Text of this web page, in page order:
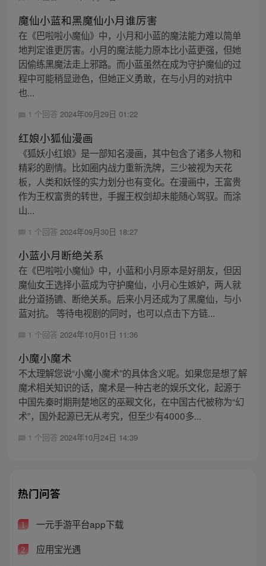
魔仙小蓝和黑魔仙小月谁厉害
在《巴啦啦小魔仙》中，小月和小蓝的魔法能力难以简单
地判定谁更厉害。小月的魔法能力原本比小蓝更强，但她
因偷练黑魔法走上邪路。而小蓝虽然在成为守护魔仙的过
程中可能稍显逊色，但她正义勇敢，在与小月的对抗中
也...
1 个回答 2024年09月29日 01:22
红娘小狐仙漫画
《狐妖小红娘》是一部知名漫画，其中包含了诸多人物和
精彩的剧情。比如圈内战力重新洗牌，三少被视为天花
板，人类和妖怪的实力划分也有变化。在漫画中，王富贵
作为王权富贵的转世，手握王权剑却未能随心驾驭。而涂
山...
1 个回答 2024年09月30日 18:27
小蓝小月断绝关系
在《巴啦啦小魔仙》中，小蓝和小月原本是好朋友，但因
魔仙女王选择小蓝成为守护魔仙，小月心生嫉妒，两人就
此分道扬镳、断绝关系。后来小月还成为了黑魔仙，与小
蓝对抗。 等待电视剧的同时，也可以点击下方链...
1 个回答 2024年10月01日 11:36
小魔小魔术
不太理解您说“小魔小魔术”的具体含义呢。如果您是想了解
魔术相关知识的话，魔术是一种古老的娱乐文化，起源于
中国先秦时期荆楚地区的巫觋文化，在中国古代被称为“幻
术”，国外起源已无从考究，但至少有4000多...
1 个回答 2024年10月24日 14:39
热门问答
1 一元手游平台app下载
2 应用宝光遇